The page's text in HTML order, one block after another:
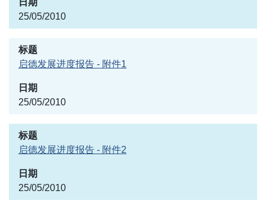
25/05/2010
启德发展进度报告 - 附件1
25/05/2010
启德发展进度报告 - 附件2
25/05/2010